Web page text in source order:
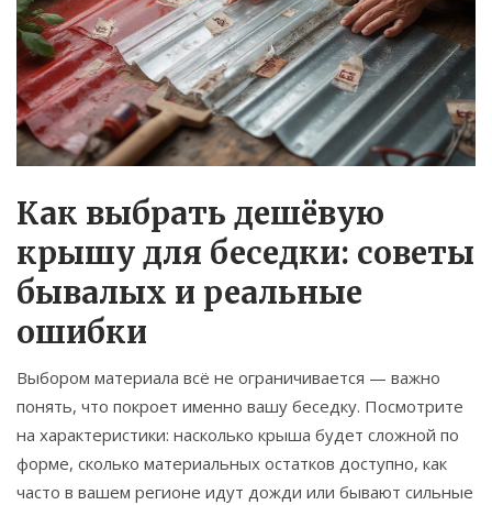
Как выбрать дешёвую
крышу для беседки: советы
бывалых и реальные
ошибки
Выбором материала всё не ограничивается — важно
понять, что покроет именно вашу беседку. Посмотрите
на характеристики: насколько крыша будет сложной по
форме, сколько материальных остатков доступно, как
часто в вашем регионе идут дожди или бывают сильные